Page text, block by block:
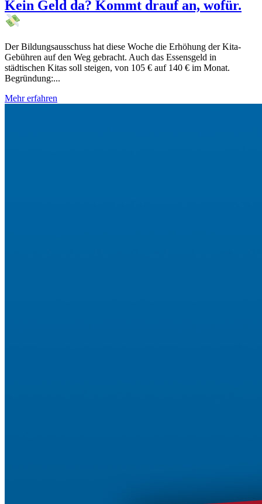
Kein Geld da? Kommt drauf an, wofür.
Der Bildungsausschuss hat diese Woche die Erhöhung der Kita-
Gebühren auf den Weg gebracht. Auch das Essensgeld in
städtischen Kitas soll steigen, von 105 € auf 140 € im Monat.
Begründung:...
Mehr erfahren